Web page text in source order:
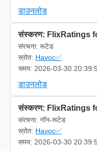
डाउनलोड
संस्करण: FlixRatings
संरचना: रूटेड
स्रोत: Havoc✅
समय: 2026-03-30
डाउनलोड
संस्करण: FlixRatings
संरचना: नॉन-रूटेड
स्रोत: Havoc✅
समय: 2026-03-30